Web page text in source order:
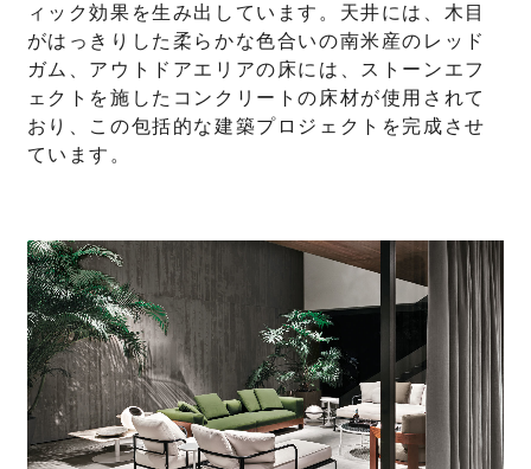
ィック効果を生み出しています。天井には、木目
がはっきりした柔らかな色合いの南米産のレッド
ガム、アウトドアエリアの床には、ストーンエフ
ェクトを施したコンクリートの床材が使用されて
おり、この包括的な建築プロジェクトを完成させ
ています。